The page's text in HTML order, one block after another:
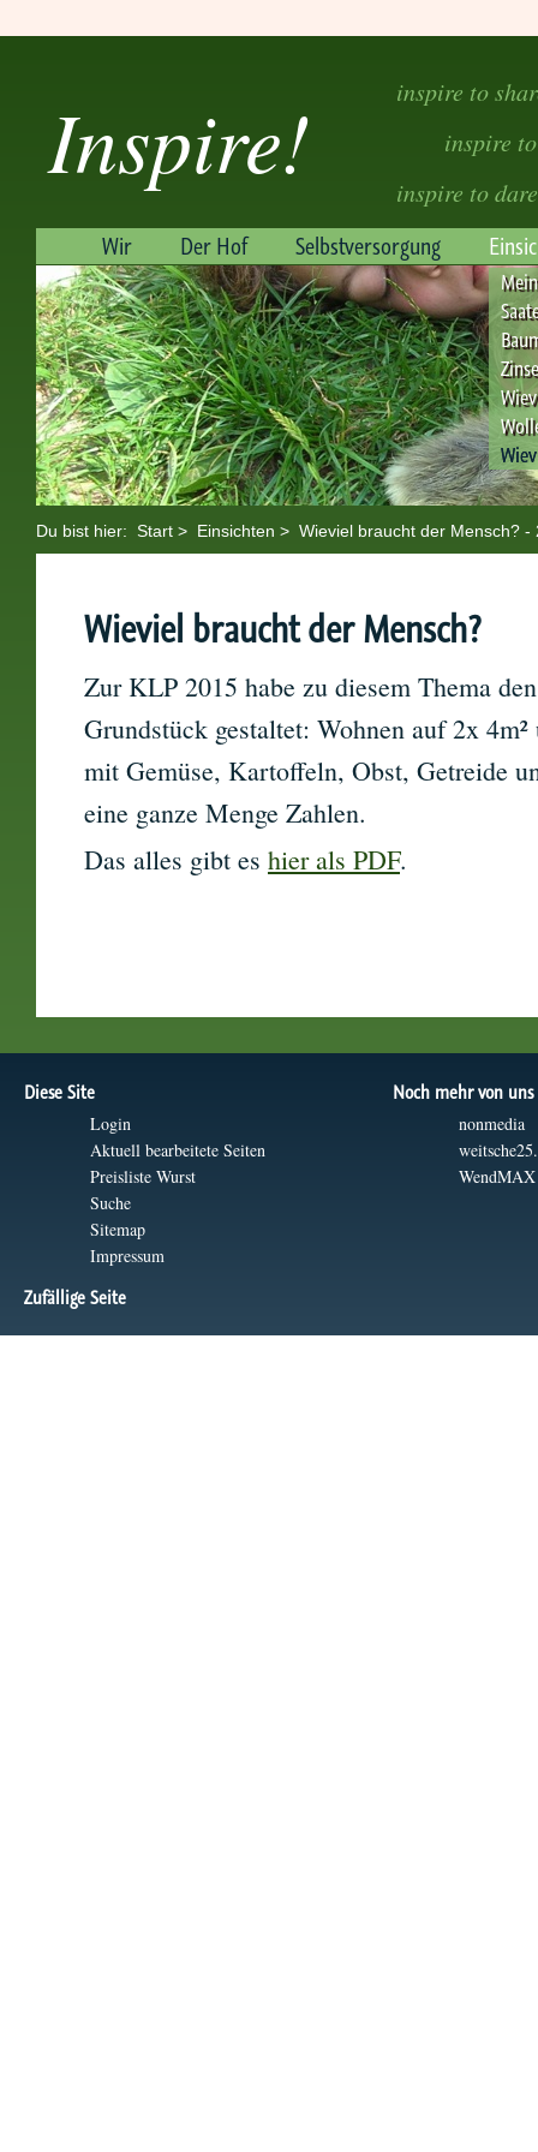
Inspire!
inspire to
inspire
inspire to dare
Wir Der Hof Selbstversorgung
Du bist hier: Start > Einsichten > Wieviel braucht der Mensch? -
Wieviel braucht der Mensch?
Zur KLP 2015 habe zu diesem Thema
Grundstück gestaltet: Wohnen auf 2x
mit Gemüse, Kartoffeln, Obst, Getreide
eine ganze Menge Zahlen.
Das alles gibt es hier als PDF.
Diese Site
Login
Aktuell bearbeitete Seiten
Preisliste Wurst
Suche
Sitemap
Impressum
Zufällige Seite
Noch mehr von uns
nonmedia
WendMAX